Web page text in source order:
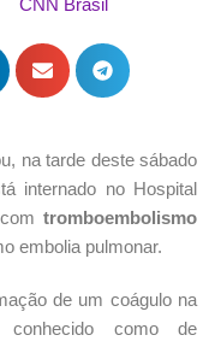
na tarde deste sábado
internado no Hospital
tromboembolismo
embolia pulmonar.
de um coágulo na
conhecido como de